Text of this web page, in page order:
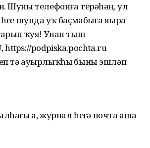
Шуны телефонға терәһәң, ул
шунда уҡ баҫмабыҙға яҙҙыра
ҡуя! Унан тыш
https://podpiska.pochta.ru
тә ауырлыҡһыҙ быны эшләп
ҙа, журнал һеҙгә почта аша